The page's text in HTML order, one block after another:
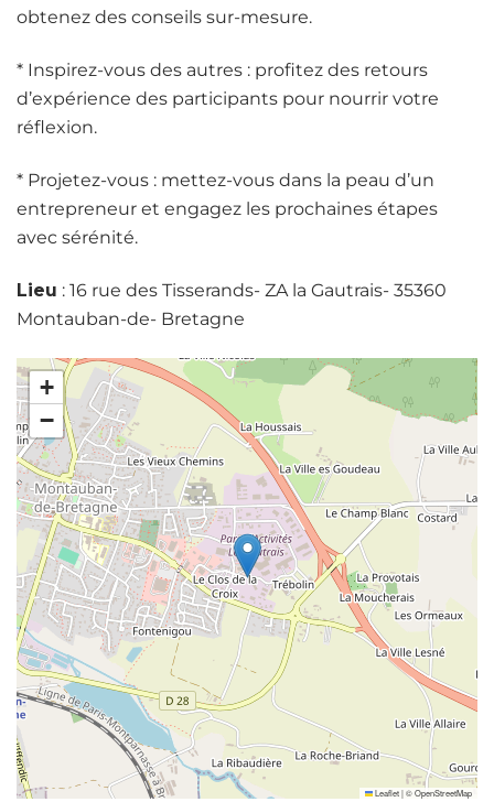
obtenez des conseils sur-mesure.
* Inspirez-vous des autres : profitez des retours
d’expérience des participants pour nourrir votre
réflexion.
* Projetez-vous : mettez-vous dans la peau d’un
entrepreneur et engagez les prochaines étapes
avec sérénité.
Lieu : 16 rue des Tisserands- ZA la Gautrais- 35360
Montauban-de- Bretagne
+
−
Leaflet|©OpenStreetMap